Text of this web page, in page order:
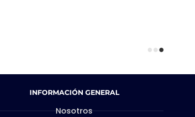
INFORMACIÓN GENERAL
Nosotros